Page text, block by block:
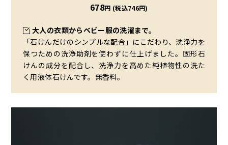
678円 (税込746円)
大人の衣類からベビー服の洗濯まで。
「石けんだけのシンプルな配合」にこだわり、洗浄力を
保つための洗浄助剤を使わずに仕上げました。固形石
けんの成分を配合し、洗浄力を高めた純植物性の洗た
く用液体石けんです。無香料。